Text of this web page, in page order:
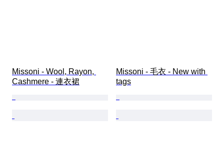
Missoni - Wool, Rayon,
Cashmere - 連衣裙
Missoni - 毛衣 - New with
tags